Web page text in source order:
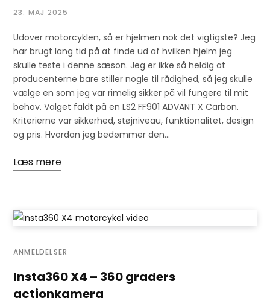
23. MAJ 2025
Udover motorcyklen, så er hjelmen nok det vigtigste? Jeg
har brugt lang tid på at finde ud af hvilken hjelm jeg
skulle teste i denne sæson. Jeg er ikke så heldig at
producenterne bare stiller nogle til rådighed, så jeg skulle
vælge en som jeg var rimelig sikker på vil fungere til mit
behov. Valget faldt på en LS2 FF901 ADVANT X Carbon.
Kriterierne var sikkerhed, støjniveau, funktionalitet, design
og pris. Hvordan jeg bedømmer den…
Læs mere
ANMELDELSER
Insta360 X4 – 360 graders
actionkamera